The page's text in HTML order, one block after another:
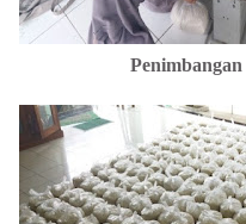
Penimbangan